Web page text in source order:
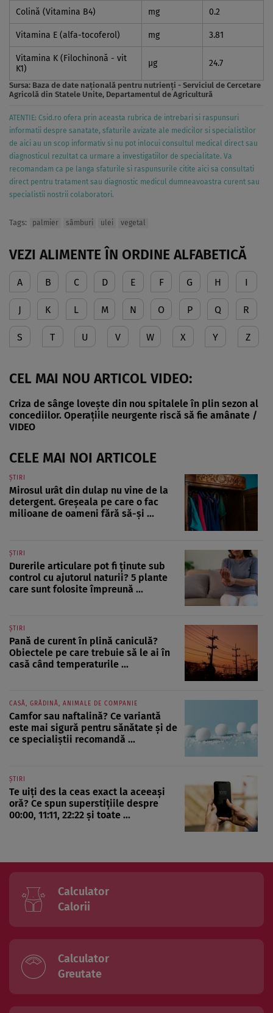
Colină (Vitamina B4) mg 0.2
Vitamina E (alfa-tocoferol) mg 3.81
Vitamina K (Filochinonă - vit
K1)
µg 24.7
Sursa: Baza de date naţională pentru nutrienţi - Serviciul de Cercetare
Agricolă din Statele Unite, Departamentul de Agricultură
ATENTIE: Csid.ro ofera prin aceasta rubrica de intrebari si raspunsuri
informatii despre sanatate, sfaturile avizate ale medicilor si specialistilor
de aici au un scop informativ si nu pot inlocui consultul medical direct sau
diagnosticul rezultat ca urmare a investigatiilor de specialitate. Va
recomandam ca pe langa sfaturile si raspunsurile citite aici sa consultati
direct pentru tratament sau diagnostic medicul dumneavoastra curent sau
specialistii nostrii colaboratori.
Tags: palmier sâmburi ulei vegetal
VEZI ALIMENTE ÎN ORDINE ALFABETICĂ
A B C D E F G H I
J K L M N O P Q R
S T U V W X Y Z
CEL MAI NOU ARTICOL VIDEO:
Criza de sânge lovește din nou spitalele în plin sezon al
concediilor. Operațiile neurgente riscă să fie amânate /
VIDEO
CELE MAI NOI ARTICOLE
ȘTIRI
Mirosul urât din dulap nu vine de la
detergent. Greșeala pe care o fac
milioane de oameni fără să-și ...
ȘTIRI
Durerile articulare pot fi ținute sub
control cu ajutorul naturii? 5 plante
care sunt folosite împreună ...
ȘTIRI
Pană de curent în plină caniculă?
Obiectele pe care trebuie să le ai în
casă când temperaturile ...
CASĂ, GRĂDINĂ, ANIMALE DE COMPANIE
Camfor sau naftalină? Ce variantă
este mai sigură pentru sănătate și de
ce specialiștii recomandă ...
ȘTIRI
Te uiți des la ceas exact la aceeași
oră? Ce spun superstițiile despre
00:00, 11:11, 22:22 și toate ...
Calculator
Calorii
Calculator
Greutate